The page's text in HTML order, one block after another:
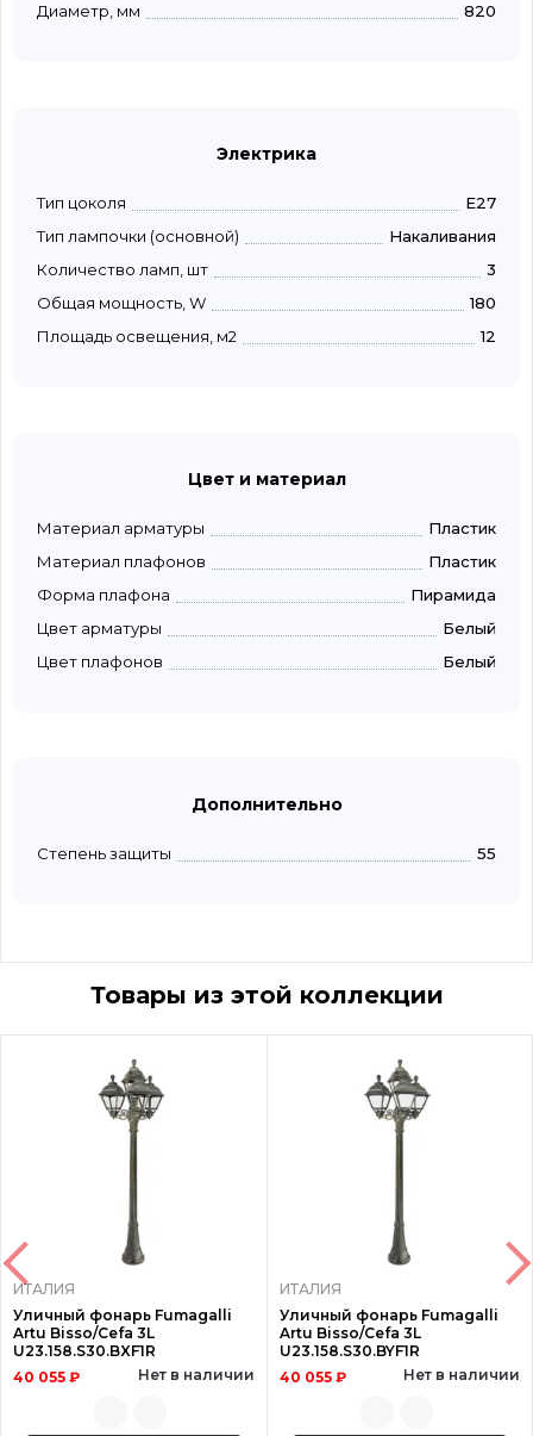
Диаметр, мм
820
Электрика
Тип цоколя
E27
Тип лампочки (основной)
Накаливания
Количество ламп, шт
3
Общая мощность, W
180
Площадь освещения, м2
12
Цвет и материал
Материал арматуры
Пластик
Материал плафонов
Пластик
Форма плафона
Пирамида
Цвет арматуры
Белый
Цвет плафонов
Белый
Дополнительно
Степень защиты 55
Товары из этой коллекции
ИТАЛИЯ
Уличный фонарь Fumagalli
Artu Bisso/Cefa 3L
U23.158.S30.BXF1R
40 055 ₽
Нет в наличии
ИТАЛИЯ
Уличный фонарь Fumagalli
Artu Bisso/Cefa 3L
U23.158.S30.BYF1R
40 055 ₽
Нет в наличии